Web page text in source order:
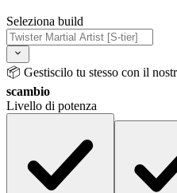
Seleziona build
📦 Gestiscilo tu stesso con il
scambio
Livello di potenza